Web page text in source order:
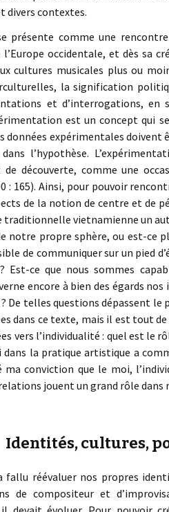
divers contextes.
présente comme une
l’Europe occidentale, et dès sa
cultures musicales plus ou
la signification
et d’interrogations,
est un concept qui
expérimentales doivent
l’hypothèse.
découverte, comme une
: 165). Ainsi, pour pouvoir
de la notion de centre et de
vietnamienne un
notre propre sphère, ou est-ce
de communiquer sur un pied
Est-ce que nous sommes
encore à bien des égards
? De telles questions dépassent
dans ce texte, mais il est tout
vers l’individualité : quel est le
la pratique artistique a
conviction que le moi,
jouent un grand rôle dans
Identités, cultures,
fallu réévaluer nos propres
de compositeur et